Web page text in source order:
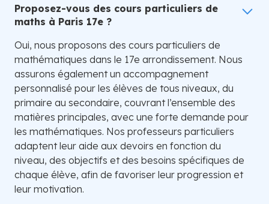
Proposez-vous des cours particuliers de
maths à Paris 17e ?
Oui, nous proposons des cours particuliers de
mathématiques dans le 17e arrondissement. Nous
assurons également un accompagnement
personnalisé pour les élèves de tous niveaux, du
primaire au secondaire, couvrant l’ensemble des
matières principales, avec une forte demande pour
les mathématiques. Nos professeurs particuliers
adaptent leur aide aux devoirs en fonction du
niveau, des objectifs et des besoins spécifiques de
chaque élève, afin de favoriser leur progression et
leur motivation.